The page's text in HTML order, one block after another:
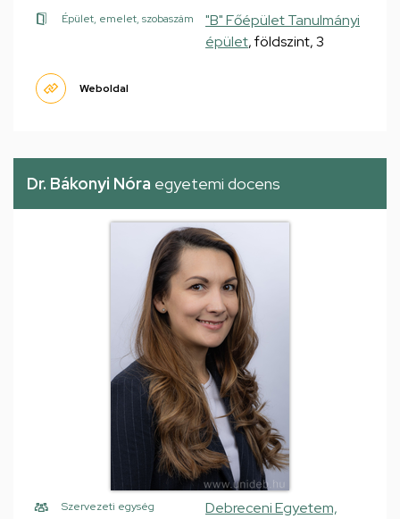
Épület, emelet, szobaszám
"B" Főépület Tanulmányi
épület, földszint, 3
Weboldal
Dr. Bákonyi Nóra egyetemi docens
Szervezeti egység
Debreceni Egyetem,